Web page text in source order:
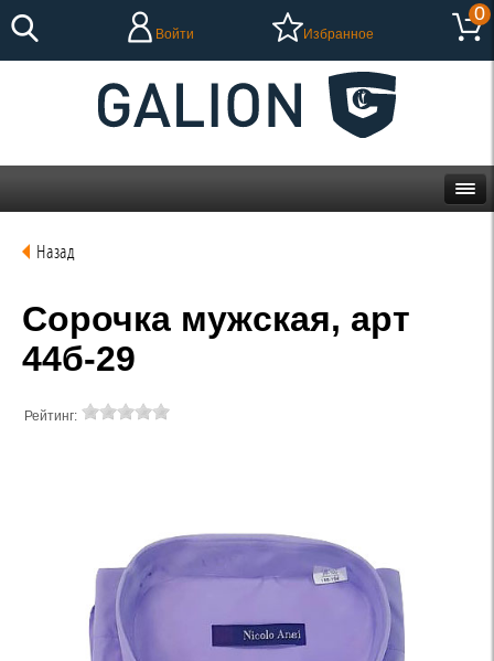
Войти Избранное
0
Назад
Сорочка мужская, арт
44б-29
Рейтинг: